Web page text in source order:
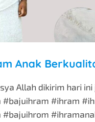
Allah dikirim hari ini
#bajuihram #ihram
#bajuihrom